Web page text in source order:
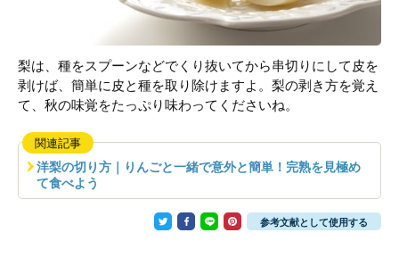
梨は、種をスプーンなどでくり抜いてから串切りにして皮を
剥けば、簡単に皮と種を取り除けますよ。梨の剥き方を覚え
て、秋の味覚をたっぷり味わってくださいね。
関連記事
洋梨の切り方｜りんごと一緒で意外と簡単！完熟を見極め
て食べよう
参考文献として使用する